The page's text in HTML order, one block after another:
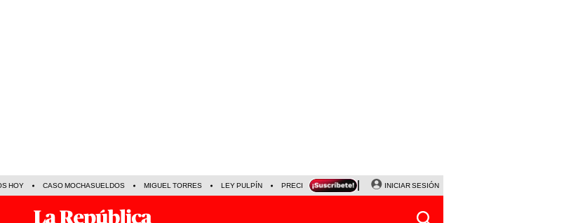
HOY CASO MOCHASUELDOS MIGUEL TORRES LEY PULPÍN PRECIO DEL DÓLAR CORTE DE LUZ VIERNES 7 DE AGOSTO
INICIAR SESIÓN